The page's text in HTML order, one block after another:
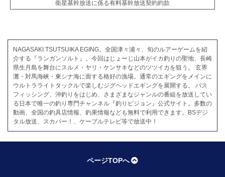
衛星基幹放送に係る有料基幹放送契約約款
NAGASAKI TSUTSUIKA EGING。全国津々浦々、旬のルアーゲームを紹
介する『ランガンソルト』。今回はじょーじ山本がイカ釣りの聖地、長崎
県生月島を舞台にスルメ・ヤリ・ケンサキなどのツツイカを狙う。 玄界
灘・対馬海峡・東シナ海に面する格好の漁場。通常のエギングをメインに
ウルトラライトタックルで楽しむジグヘッドエギングを展開する。 バス
フィッシング、沖釣りをはじめ、さまざまなジャンルの番組を放送してい
る日本で唯一の釣り専門チャンネル『釣りビジョン』公式サイト。多数の
動画、全国の釣具店情報、釣果情報なども無料で利用できます。BSデジ
タル放送、スカパー！、ケーブルテレビ等で放送中！
ページTOPへ